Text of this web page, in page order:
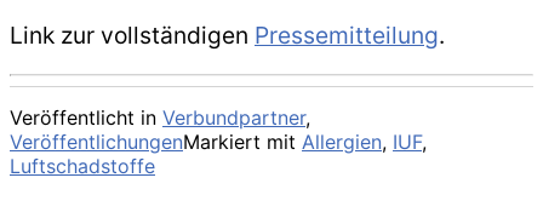
Link zur vollständigen Pressemitteilung.
Veröffentlicht in Verbundpartner,
VeröffentlichungenMarkiert mit Allergien, IUF,
Luftschadstoffe